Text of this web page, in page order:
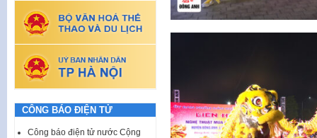
CÔNG BÁO ĐIỆN TỬ
Công báo điện tử nước Cộng